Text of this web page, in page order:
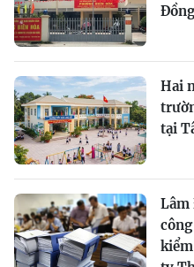
Hai
tại
Lâm